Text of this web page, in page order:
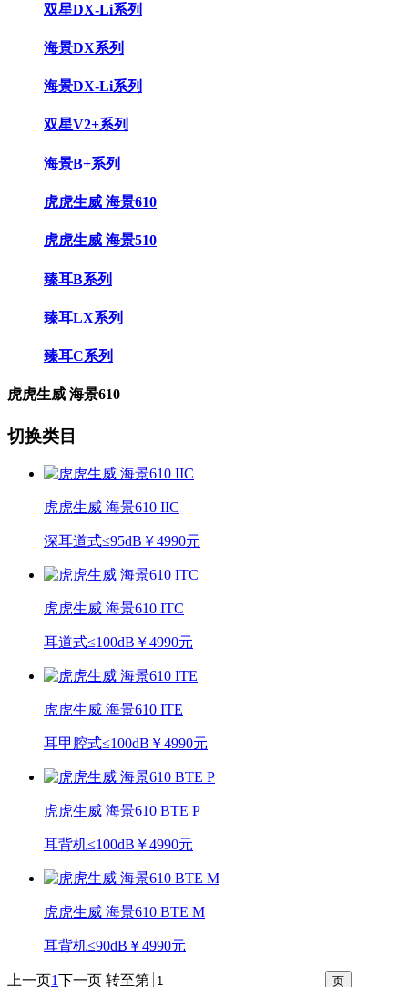
双星DX-Li系列
海景DX系列
海景DX-Li系列
双星V2+系列
海景B+系列
虎虎生威 海景610
虎虎生威 海景510
臻耳B系列
臻耳LX系列
臻耳C系列
虎虎生威 海景610
切换类目
虎虎生威 海景610 IIC
深耳道式≤95dB ￥4990元
虎虎生威 海景610 ITC
耳道式≤100dB ￥4990元
虎虎生威 海景610 ITE
耳甲腔式≤100dB ￥4990元
虎虎生威 海景610 BTE P
耳背机≤100dB ￥4990元
虎虎生威 海景610 BTE M
耳背机≤90dB ￥4990元
上一页1下一页 转至第